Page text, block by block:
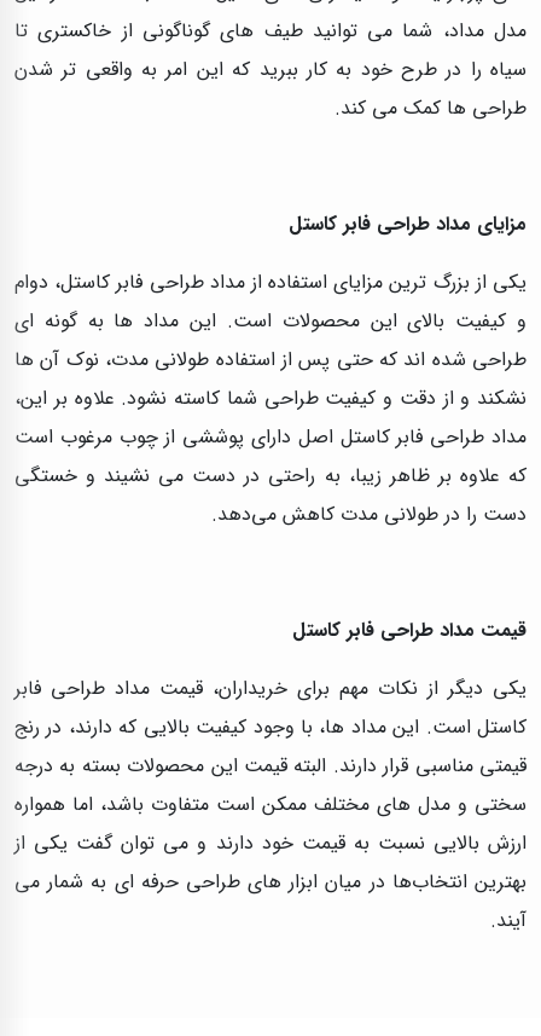
مدل مداد، شما می‌ توانید طیف‌ های گوناگونی از خاکستری تا
سیاه را در طرح خود به کار ببرید که این امر به واقعی‌ تر شدن
طراحی‌ ها کمک می‌ کند.
مزایای مداد طراحی فابر کاستل
یکی از بزرگ‌ ترین مزایای استفاده از مداد طراحی فابر کاستل، دوام
و کیفیت بالای این محصولات است. این مداد ها به گونه‌ ای
طراحی شده‌ اند که حتی پس از استفاده طولانی مدت، نوک آن‌ ها
نشکند و از دقت و کیفیت طراحی شما کاسته نشود. علاوه بر این،
مداد طراحی فابر کاستل اصل دارای پوششی از چوب مرغوب است
که علاوه بر ظاهر زیبا، به راحتی در دست می‌ نشیند و خستگی
دست را در طولانی مدت کاهش می‌دهد.
قیمت مداد طراحی فابر کاستل
یکی دیگر از نکات مهم برای خریداران، قیمت مداد طراحی فابر
کاستل است. این مداد ها، با وجود کیفیت بالایی که دارند، در رنج
قیمتی مناسبی قرار دارند. البته قیمت این محصولات بسته به درجه
سختی و مدل‌ های مختلف ممکن است متفاوت باشد، اما همواره
ارزش بالایی نسبت به قیمت خود دارند و می‌ توان گفت یکی از
بهترین انتخاب‌ها در میان ابزار های طراحی حرفه‌ ای به شمار می‌
آیند.